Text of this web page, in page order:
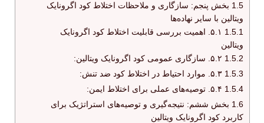
1.5 بخش پنجم: سازگاری و ملاحظات اختلاط کود اگرونایک
ویتالین با سایر نهاده‌ها
1.5.1
۵.۱. اهمیت بررسی قابلیت اختلاط کود اگرونایک
ویتالین
1.5.2
1.5.3 ۵.۳. موارد احتیاط در اختلاط کود ضد تنش:
1.5.4
1.6 بخش ششم: نتیجه‌گیری و توصیه‌های استراتژیک برای
کاربرد کود اگرونایک ویتالین